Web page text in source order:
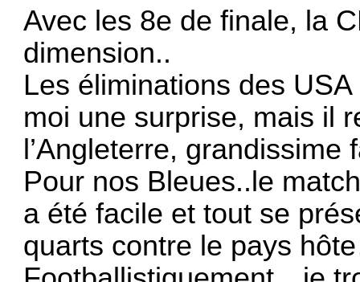
Avec les 8e de finale, la
dimension..
Les éliminations des
moi une surprise, mais il
l’Angleterre,
Pour nos Bleues..le
a été facile et tout se
quarts contre le pays